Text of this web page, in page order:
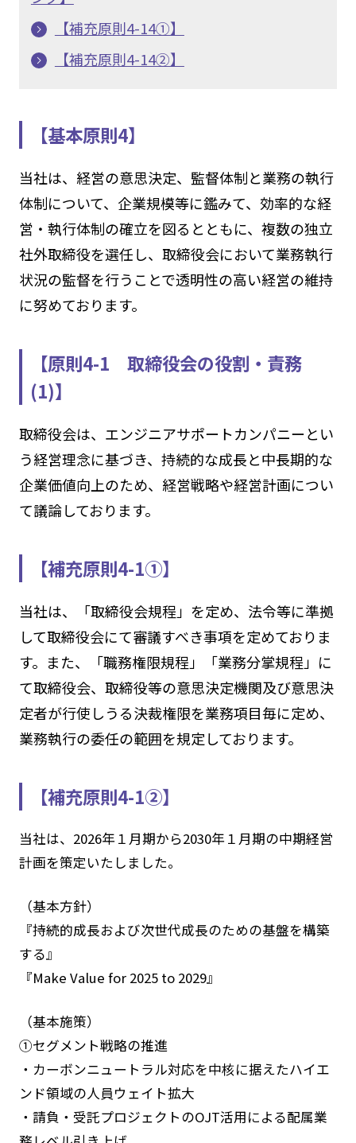
【補充原則4-14①】
【補充原則4-14②】
【基本原則4】
当社は、経営の意思決定、監督体制と業務の執行
体制について、企業規模等に鑑みて、効率的な経
営・執行体制の確立を図るとともに、複数の独立
社外取締役を選任し、取締役会において業務執行
状況の監督を行うことで透明性の高い経営の維持
に努めております。
【原則4-1 取締役会の役割・責務
(1)】
取締役会は、エンジニアサポートカンパニーとい
う経営理念に基づき、持続的な成長と中長期的な
企業価値向上のため、経営戦略や経営計画につい
て議論しております。
【補充原則4-1①】
当社は、「取締役会規程」を定め、法令等に準拠
して取締役会にて審議すべき事項を定めておりま
す。また、「職務権限規程」「業務分掌規程」に
て取締役会、取締役等の意思決定機関及び意思決
定者が行使しうる決裁権限を業務項目毎に定め、
業務執行の委任の範囲を規定しております。
【補充原則4-1②】
当社は、2026年１月期から2030年１月期の中期経営
計画を策定いたしました。
（基本方針）
『持続的成長および次世代成長のための基盤を構築
する』
『Make Value for 2025 to 2029』
（基本施策）
①セグメント戦略の推進
・カーボンニュートラル対応を中核に据えたハイエ
ンド領域の人員ウェイト拡大
・請負・受託プロジェクトのOJT活用による配属業